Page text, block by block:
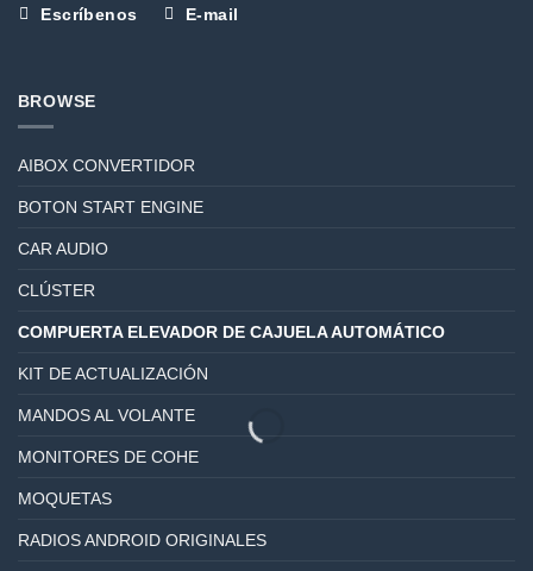
Escríbenos E-mail
BROWSE
AIBOX CONVERTIDOR
BOTON START ENGINE
CAR AUDIO
CLÚSTER
COMPUERTA ELEVADOR DE CAJUELA AUTOMÁTICO
KIT DE ACTUALIZACIÓN
MANDOS AL VOLANTE
MONITORES DE COHE
MOQUETAS
RADIOS ANDROID ORIGINALES